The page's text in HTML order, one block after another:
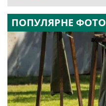
ПОПУЛЯРНЕ ФОТО